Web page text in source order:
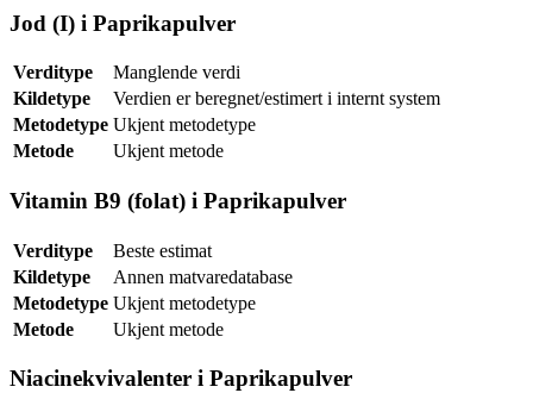
Jod (I) i Paprikapulver
Verditype
Manglende verdi
Kildetype
Verdien er beregnet/estimert i internt system
Metodetype Ukjent metodetype
Metode
Ukjent metode
Vitamin B9 (folat) i Paprikapulver
Verditype
Beste estimat
Kildetype
Annen matvaredatabase
Metodetype Ukjent metodetype
Metode
Ukjent metode
Niacinekvivalenter i Paprikapulver